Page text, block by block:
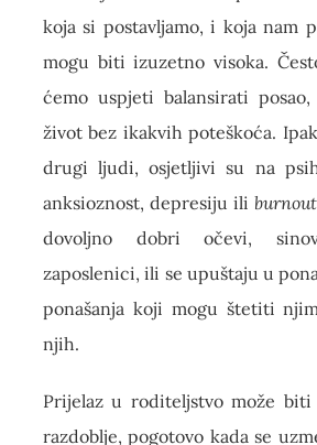
koja si postavljamo, i koja nam
mogu biti izuzetno visoka.
ćemo uspjeti balansirati
život bez ikakvih poteškoća.
drugi ljudi, osjetljivi su na
anksioznost, depresiju ili burnout
dovoljno dobri očevi,
zaposlenici, ili se upuštaju u
ponašanja koji mogu štetiti
njih.
Prijelaz u roditeljstvo može
razdoblje, pogotovo kada se